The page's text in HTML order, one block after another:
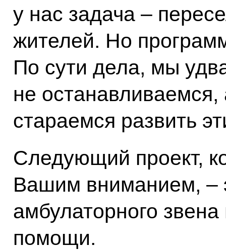
у нас задача –
жителей. Но
По сути дела, мы
не
стараемся развить
Следующий проект,
Вашим вниманием, –
амбулаторного
помощи.